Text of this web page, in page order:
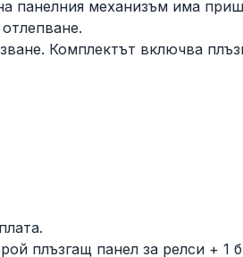
панелния механизъм има
Комплектът включва
плъзгащ панел за релси + 1